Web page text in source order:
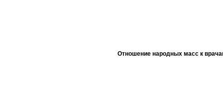
Отношение народных масс к